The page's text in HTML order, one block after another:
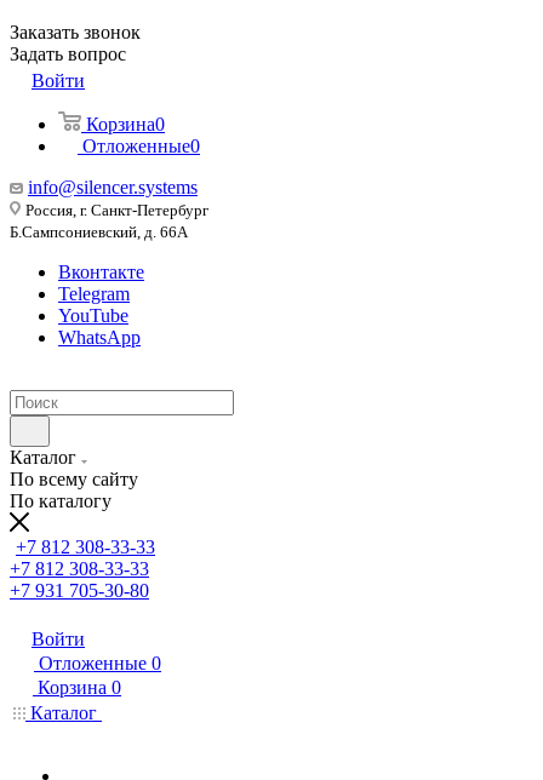
Заказать звонок
Задать вопрос
Войти
Корзина0
Отложенные0
info@silencer.systems
Россия, г. Санкт-Петербург
Б.Сампсониевский, д. 66А
Вконтакте
Telegram
YouTube
WhatsApp
Каталог
По всему сайту
По каталогу
+7 812 308-33-33
+7 812 308-33-33
+7 931 705-30-80
Войти
Отложенные 0
Корзина 0
Каталог